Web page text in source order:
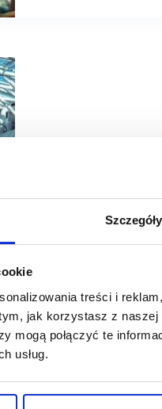
Szczegóły
treści i
jak korzystasz z
mogą połączyć te
usług.
PRCH: obroty w centrach
W największych galeriach
GLA) notowały wzrosty o
21,3%.